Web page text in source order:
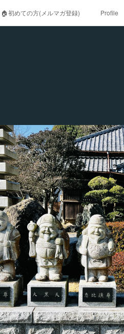
🏠初めての方(メルマガ登録) Profile